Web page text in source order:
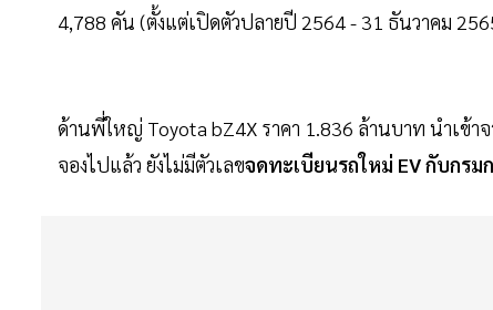
4,788 คัน (ตั้งแต่เปิดตัวปลายปี 2564 - 31 ธันวาคม
ด้านพี่ใหญ่ Toyota bZ4X ราคา 1.836 ล้านบาท นำเข้
จองไปแล้ว ยังไม่มีตัวเลขจดทะเบียนรถใหม่ EV กับกรม